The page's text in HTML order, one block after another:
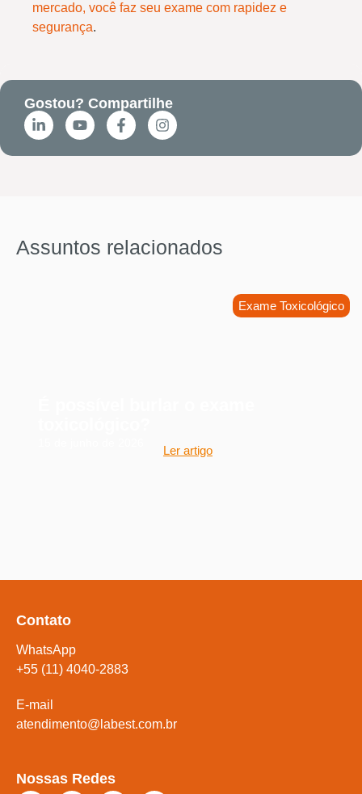
mercado, você faz seu exame com rapidez e
segurança.
Gostou? Compartilhe
Assuntos relacionados
Exame Toxicológico
Ler artigo
Contato
WhatsApp
+55 (11) 4040-2883
E-mail
atendimento@labest.com.br
Nossas Redes